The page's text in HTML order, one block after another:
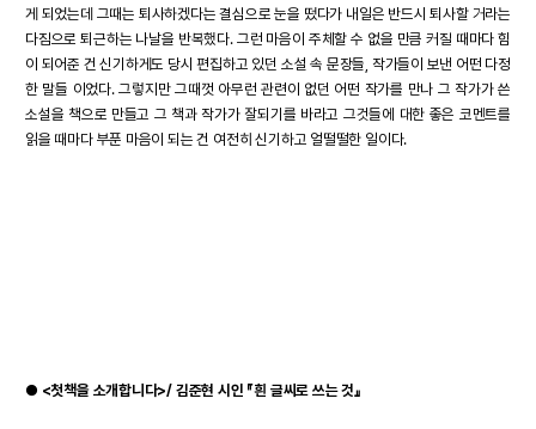
게 되었는데 그때는 퇴사하겠다는 결심으로 눈을 떴다가 내일은 반드시 퇴사할 거라는
다짐으로 퇴근하는 나날을 반복했다. 그런 마음이 주체할 수 없을 만큼 커질 때마다 힘
이 되어준 건 신기하게도 당시 편집하고 있던 소설 속 문장들, 작가들이 보낸 어떤 다정
한 말들 이었다. 그렇지만 그때껏 아무런 관련이 없던 어떤 작가를 만나 그 작가가 쓴
소설을 책으로 만들고 그 책과 작가가 잘되기를 바라고 그것들에 대한 좋은 코멘트를
읽을 때마다 부푼 마음이 되는 건 여전히 신기하고 얼떨떨한 일이다.
● <첫책을 소개합니다>/ 김준현 시인 『흰 글씨로 쓰는 것』